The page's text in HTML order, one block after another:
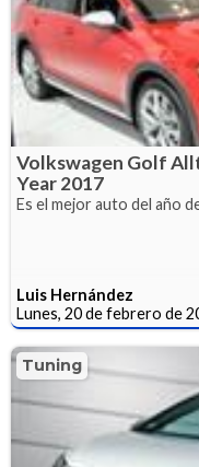
Volkswagen Golf
Year 2017
Es el mejor auto del año
Luis Hernández
Lunes, 20 de febrero de
Tuning